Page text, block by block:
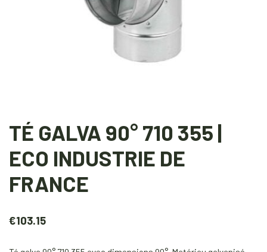
TÉ GALVA 90° 710 355 |
ECO INDUSTRIE DE
FRANCE
€103.15